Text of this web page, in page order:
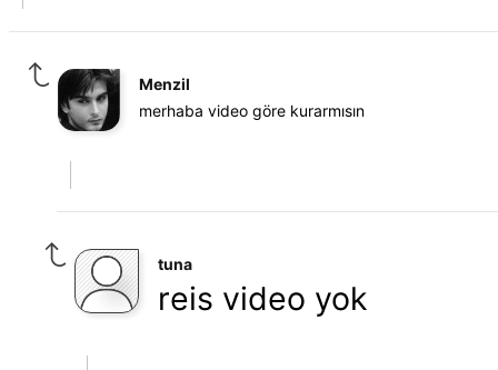
Menzil
merhaba video göre kurarmısın
tuna
reis video yok